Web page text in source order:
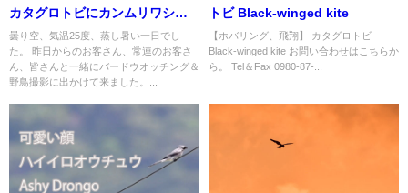
カタグロトビにカンムリワシ等
など！！バードウオッチング＆
野鳥撮影ガイド!!
曇り空、気温25度、蒸し暑い一日でし
た。 昨日からのお客さん、常連のお客さ
ん、皆さんと一緒にバードウオッチング＆
野鳥撮影に出かけて来ました。...
トビ Black-winged kite
【ホバリング、飛翔】 カタグロトビ
Black-winged kite お問い合わせはこちらか
ら。 Tel＆Fax 0980-87-...